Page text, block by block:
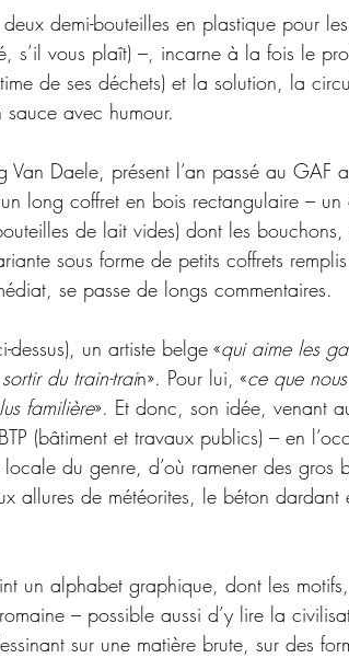
demi-bouteilles en plastique pour
s’il vous plaît) –, incarne à la fois le
de ses déchets) et la solution, la
avec humour.
Van Daele, présent l’an passé au GAF
long coffret en bois rectangulaire – un
de lait vides) dont les bouchons,
sous forme de petits coffrets
se passe de longs commentaires.
un artiste belge «qui aime les
du train-train». Pour lui, «ce que
familière». Et donc, son idée, venant
(bâtiment et travaux publics) – en
du genre, d’où ramener des gros
allures de météorites, le béton dardant
un alphabet graphique, dont les
– possible aussi d’y lire la
sur une matière brute, sur des